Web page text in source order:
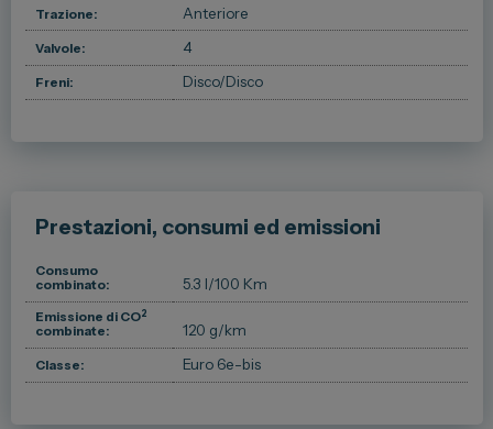
Trazione: Anteriore
Valvole: 4
Freni: Disco/Disco
Prestazioni, consumi ed emissioni
Consumo
combinato:
5.3 l/100 Km
Emissione di CO2
combinate: 120 g/km
Classe: Euro 6e-bis